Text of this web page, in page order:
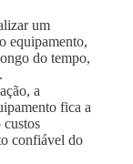
um
equipamento,
do tempo,
a
fica a
custos
confiável do